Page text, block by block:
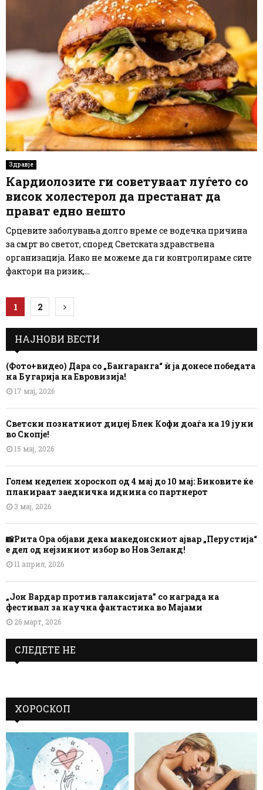
Здравје
Кардиолозите ги советуваат луѓето со
висок холестерол да престанат да
прават едно нешто
Срцевите заболувања долго време се водечка причина
за смрт во светот, според Светската здравствена
организација. Иако не можеме да ги контролираме сите
фактори на ризик,...
Posts
pagination
1 2
НАЈНОВИ ВЕСТИ
(Фото+видео) Дара со „Бангаранга“ ѝ ја донесе победата
на Бугарија на Евровизија!
17 мај, 2026
Светски познатниот диџеј Блек Кофи доаѓа на 19 јуни
во Скопје!
15 мај, 2026
Голем неделен хороскоп од 4 мај до 10 мај: Биковите ќе
планираат заедничка иднина со партнерот
3 мај, 2026
📸Рита Ора објави дека македонскиот ајвар „Перустија“
е дел од нејзиниот избор во Нов Зеланд!
11 април, 2026
„Јон Вардар против галаксијата” со награда на
фестивал за научна фантастика во Мајами
26 март, 2026
СЛЕДЕТЕ НЕ
ХОРОСКОП